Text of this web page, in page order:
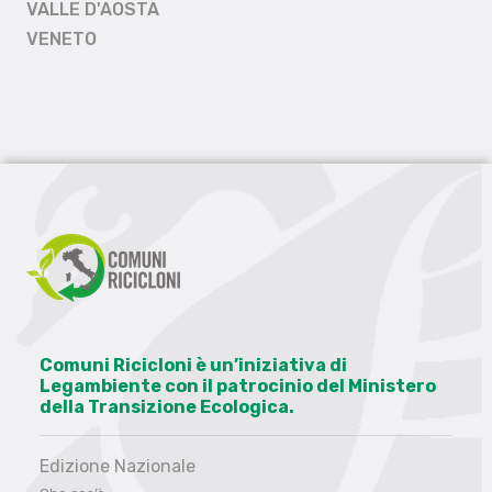
VALLE D'AOSTA
VENETO
Comuni Ricicloni è un’iniziativa di
Legambiente con il patrocinio del Ministero
della Transizione Ecologica.
Edizione Nazionale